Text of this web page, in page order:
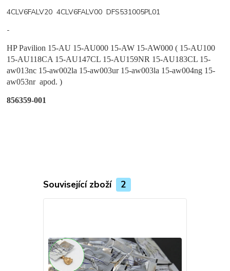
4CLV6FALV20 4CLV6FALV00 DFS531005PL01
-
HP Pavilion 15-AU 15-AU000 15-AW 15-AW000 ( 15-AU100
15-AU118CA 15-AU147CL 15-AU159NR 15-AU183CL 15-
aw013nc 15-aw002la 15-aw003ur 15-aw003la 15-aw004ng 15-
aw053nr apod. )
856359-001
Související zboží 2